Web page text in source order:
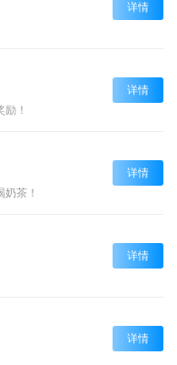
详情
！
详情
茶！
详情
详情
详情